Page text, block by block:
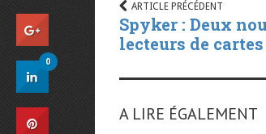
ARTICLE PRÉCÉDENT
Spyker : Deux
lecteurs de
A LIRE ÉGALEMENT
0